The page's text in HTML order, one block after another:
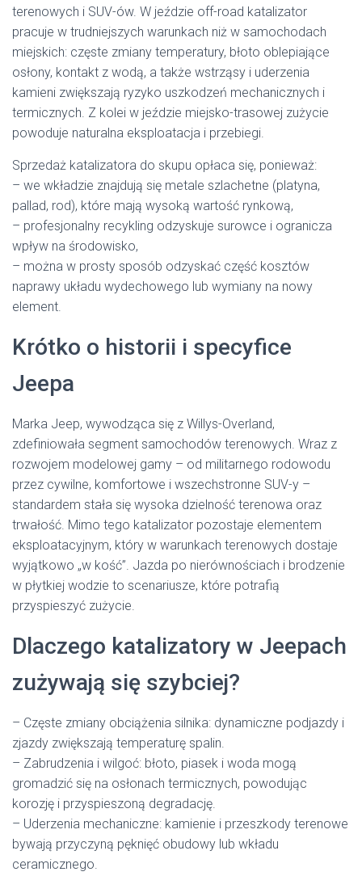
terenowych i SUV-ów. W jeździe off-road katalizator
pracuje w trudniejszych warunkach niż w samochodach
miejskich: częste zmiany temperatury, błoto oblepiające
osłony, kontakt z wodą, a także wstrząsy i uderzenia
kamieni zwiększają ryzyko uszkodzeń mechanicznych i
termicznych. Z kolei w jeździe miejsko-trasowej zużycie
powoduje naturalna eksploatacja i przebiegi.
Sprzedaż katalizatora do skupu opłaca się, ponieważ:
– we wkładzie znajdują się metale szlachetne (platyna,
pallad, rod), które mają wysoką wartość rynkową,
– profesjonalny recykling odzyskuje surowce i ogranicza
wpływ na środowisko,
– można w prosty sposób odzyskać część kosztów
naprawy układu wydechowego lub wymiany na nowy
element.
Krótko o historii i specyfice
Jeepa
Marka Jeep, wywodząca się z Willys-Overland,
zdefiniowała segment samochodów terenowych. Wraz z
rozwojem modelowej gamy – od militarnego rodowodu
przez cywilne, komfortowe i wszechstronne SUV-y –
standardem stała się wysoka dzielność terenowa oraz
trwałość. Mimo tego katalizator pozostaje elementem
eksploatacyjnym, który w warunkach terenowych dostaje
wyjątkowo „w kość”. Jazda po nierównościach i brodzenie
w płytkiej wodzie to scenariusze, które potrafią
przyspieszyć zużycie.
Dlaczego katalizatory w Jeepach
zużywają się szybciej?
– Częste zmiany obciążenia silnika: dynamiczne podjazdy i
zjazdy zwiększają temperaturę spalin.
– Zabrudzenia i wilgoć: błoto, piasek i woda mogą
gromadzić się na osłonach termicznych, powodując
korozję i przyspieszoną degradację.
– Uderzenia mechaniczne: kamienie i przeszkody terenowe
bywają przyczyną pęknięć obudowy lub wkładu
ceramicznego.